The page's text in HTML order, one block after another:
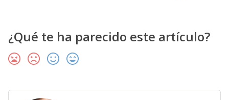
¿Qué te ha parecido este artículo?